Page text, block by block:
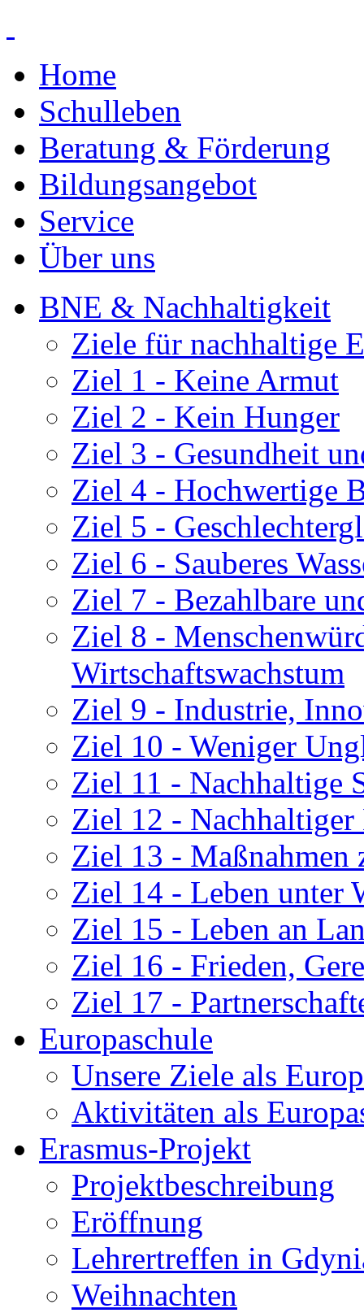
Home
Schulleben
Beratung & Förderung
Bildungsangebot
Service
Über uns
BNE & Nachhaltigkeit
Ziele für nachhaltige
Ziel 1 - Keine Armut
Ziel 2 - Kein Hunger
Ziel 3 - Gesundheit
Ziel 4 - Hochwertige
Ziel 5 -
Ziel 6 - Sauberes
Ziel 7 - Bezahlbare
Ziel 8 -
Wirtschaftswachstum
Ziel 9 - Industrie,
Ziel 10 - Weniger
Ziel 11 - Nachhaltige
Ziel 12 -
Ziel 13 - Maßnahmen
Ziel 14 - Leben unter
Ziel 15 - Leben an
Ziel 16 - Frieden,
Ziel 17 -
Europaschule
Unsere Ziele als
Aktivitäten als
Erasmus-Projekt
Projektbeschreibung
Eröffnung
Lehrertreffen in
Weihnachten